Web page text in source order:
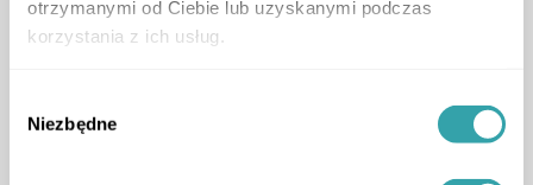
otrzymanymi od Ciebie lub uzyskanymi podczas
korzystania z ich usług.
zgody
Niezbędne
zachowując historię
podcast